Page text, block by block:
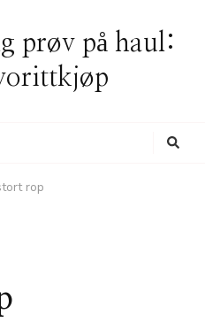
prøv på haul:
rop